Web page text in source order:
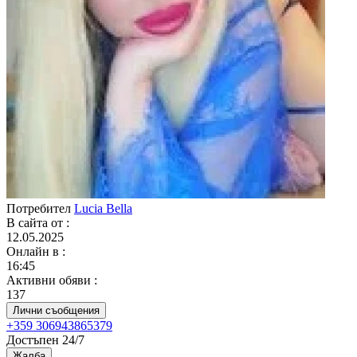
Потребител Lucia Bella
В сайта от :
12.05.2025
Онлайн в :
16:45
Активни обяви :
137
Лични съобщения
+359 306943865379
Достъпен 24/7